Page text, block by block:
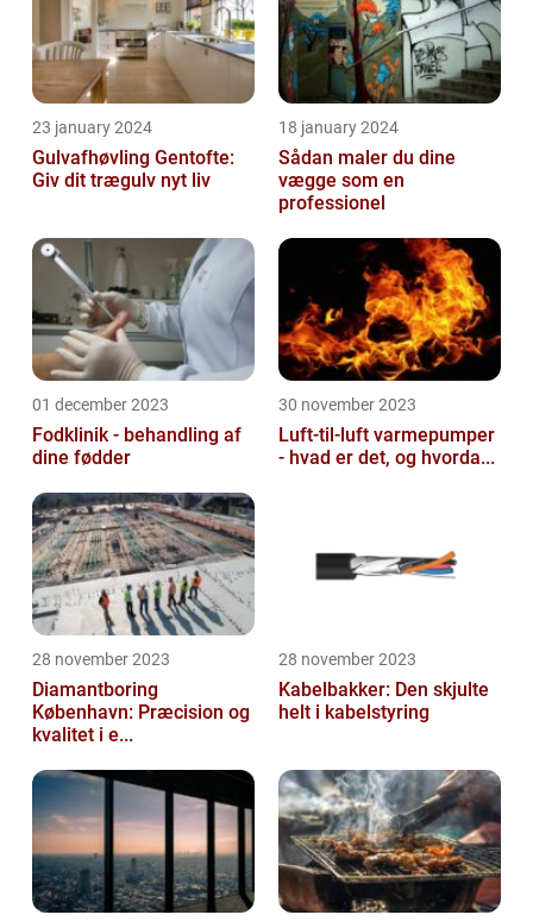
23 january 2024
Gulvafhøvling Gentofte:
Giv dit trægulv nyt liv
18 january 2024
Sådan maler du dine
vægge som en
professionel
01 december 2023
Fodklinik - behandling af
dine fødder
30 november 2023
Luft-til-luft varmepumper
- hvad er det, og hvorda...
28 november 2023
Diamantboring
København: Præcision og
kvalitet i e...
28 november 2023
Kabelbakker: Den skjulte
helt i kabelstyring